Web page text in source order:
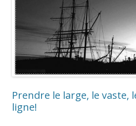
Prendre le large, le vaste,
ligne!